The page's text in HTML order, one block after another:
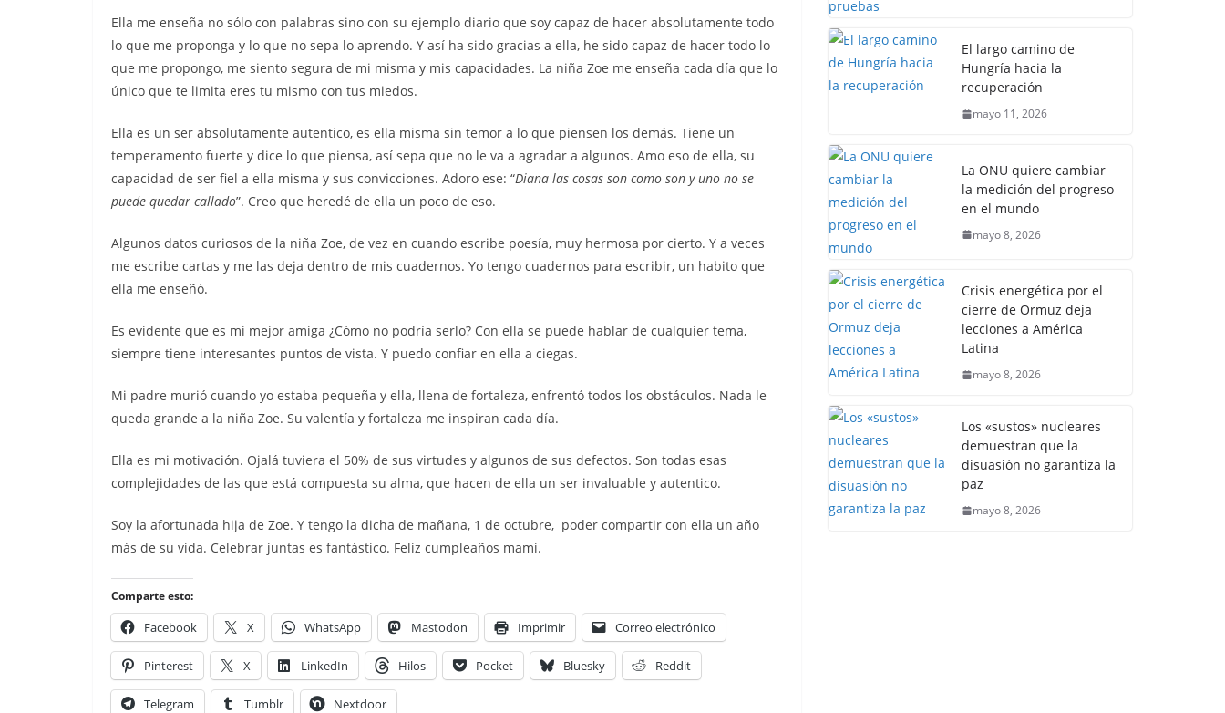
Ella me enseña no sólo con palabras sino con su ejemplo diario que soy capaz de hacer absolutamente todo
lo que me proponga y lo que no sepa lo aprendo. Y así ha sido gracias a ella, he sido capaz de hacer todo lo
que me propongo, me siento segura de mi misma y mis capacidades. La niña Zoe me enseña cada día que lo
único que te limita eres tu mismo con tus miedos.
Ella es un ser absolutamente autentico, es ella misma sin temor a lo que piensen los demás. Tiene un
temperamento fuerte y dice lo que piensa, así sepa que no le va a agradar a algunos. Amo eso de ella, su
capacidad de ser fiel a ella misma y sus convicciones. Adoro ese: “Diana las cosas son como son y uno no se
puede quedar callado”. Creo que heredé de ella un poco de eso.
Algunos datos curiosos de la niña Zoe, de vez en cuando escribe poesía, muy hermosa por cierto. Y a veces
me escribe cartas y me las deja dentro de mis cuadernos. Yo tengo cuadernos para escribir, un habito que
ella me enseñó.
Es evidente que es mi mejor amiga ¿Cómo no podría serlo? Con ella se puede hablar de cualquier tema,
siempre tiene interesantes puntos de vista. Y puedo confiar en ella a ciegas.
Mi padre murió cuando yo estaba pequeña y ella, llena de fortaleza, enfrentó todos los obstáculos. Nada le
queda grande a la niña Zoe. Su valentía y fortaleza me inspiran cada día.
Ella es mi motivación. Ojalá tuviera el 50% de sus virtudes y algunos de sus defectos. Son todas esas
complejidades de las que está compuesta su alma, que hacen de ella un ser invaluable y autentico.
Soy la afortunada hija de Zoe. Y tengo la dicha de mañana, 1 de octubre, poder compartir con ella un año
más de su vida. Celebrar juntas es fantástico. Feliz cumpleaños mami.
Comparte esto:
Facebook X WhatsApp Mastodon Imprimir Correo electrónico
Pinterest X LinkedIn Hilos Pocket Bluesky Reddit
Telegram Tumblr Nextdoor
El largo camino de
Hungría hacia la
recuperación
mayo 11, 2026
La ONU quiere cambiar
la medición del progreso
en el mundo
mayo 8, 2026
Crisis energética por el
cierre de Ormuz deja
lecciones a América
Latina
mayo 8, 2026
Los «sustos» nucleares
demuestran que la
disuasión no garantiza la
paz
mayo 8, 2026